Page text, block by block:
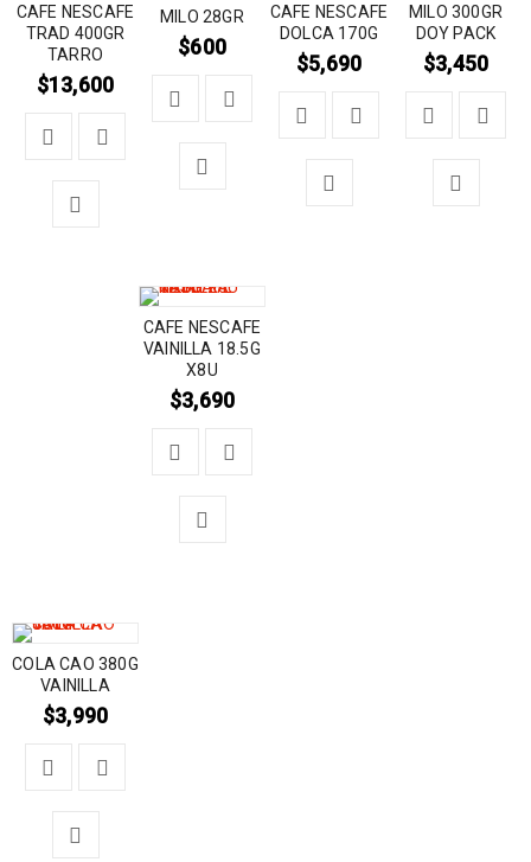
CAFE NESCAFE
TRAD 400GR
TARRO
$13,600
MILO 28GR
$600
CAFE NESCAFE
DOLCA 170G
$5,690
MILO 300GR
DOY PACK
$3,450
CAFE NESCAFE
VAINILLA 18.5G
X8U
$3,690
COLA CAO 380G
VAINILLA
$3,990